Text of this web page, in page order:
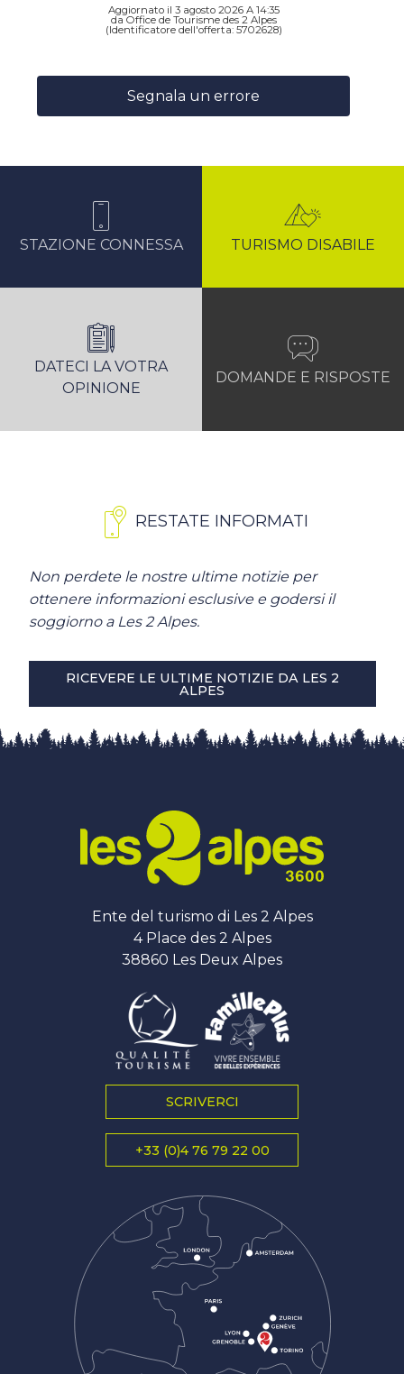
Aggiornato il 3 agosto 2026 A 14:35
da Office de Tourisme des 2 Alpes
(Identificatore dell'offerta: 5702628)
Segnala un errore
STAZIONE CONNESSA TURISMO DISABILE
DATECI LA VOTRA
OPINIONE
DOMANDE E RISPOSTE
RESTATE INFORMATI
Non perdete le nostre ultime notizie per
ottenere informazioni esclusive e godersi il
soggiorno a Les 2 Alpes.
RICEVERE LE ULTIME NOTIZIE DA LES 2
ALPES
Ente del turismo di Les 2 Alpes
4 Place des 2 Alpes
38860 Les Deux Alpes
SCRIVERCI
+33 (0)4 76 79 22 00